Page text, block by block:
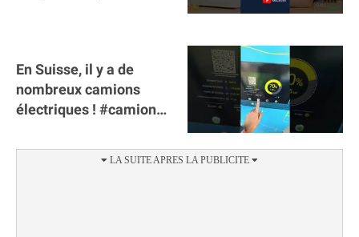
En Suisse, il y a de
nombreux camions
électriques ! #camion
#voitureelectrique